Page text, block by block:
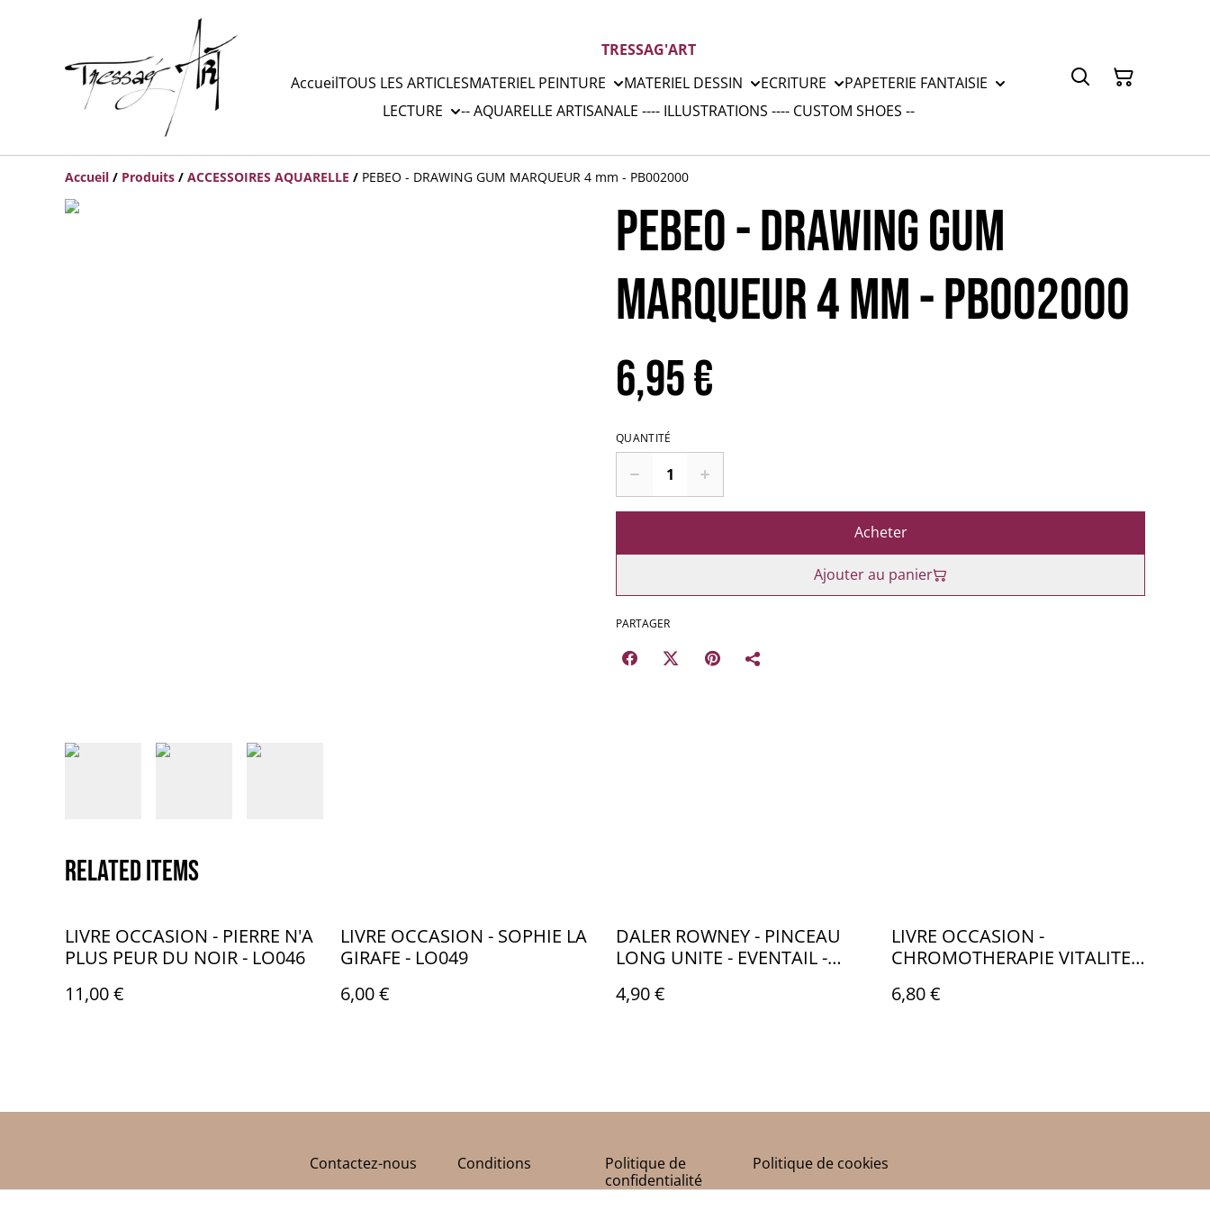
TRESSAG'ART
AccueilTOUS LES ARTICLESMATERIEL PEINTURE MATERIEL DESSIN ECRITURE
PAPETERIE FANTAISIE
LECTURE
-- AQUARELLE ARTISANALE ---- ILLUSTRATIONS ---- CUSTOM SHOES --
Accueil / Produits / ACCESSOIRES AQUARELLE / PEBEO - DRAWING GUM MARQUEUR 4 mm - PB002000
PEBEO - DRAWING GUM
MARQUEUR 4 mm - PB002000
6,95 €
QUANTITÉ
Acheter
Ajouter au panier
PARTAGER
Related items
LIVRE OCCASION - PIERRE N'A
PLUS PEUR DU NOIR - LO046
11,00 €
LIVRE OCCASION - SOPHIE LA
GIRAFE - LO049
6,00 €
DALER ROWNEY - PINCEAU
LONG UNITE - EVENTAIL -
4,90 €
LIVRE OCCASION -
CHROMOTHERAPIE VITALITE -
6,80 €
Contactez-nous Conditions
Politique de
confidentialité
Politique de cookies